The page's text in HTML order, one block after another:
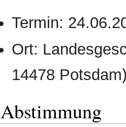
Termin:
Ort:
14478
Abstimmung